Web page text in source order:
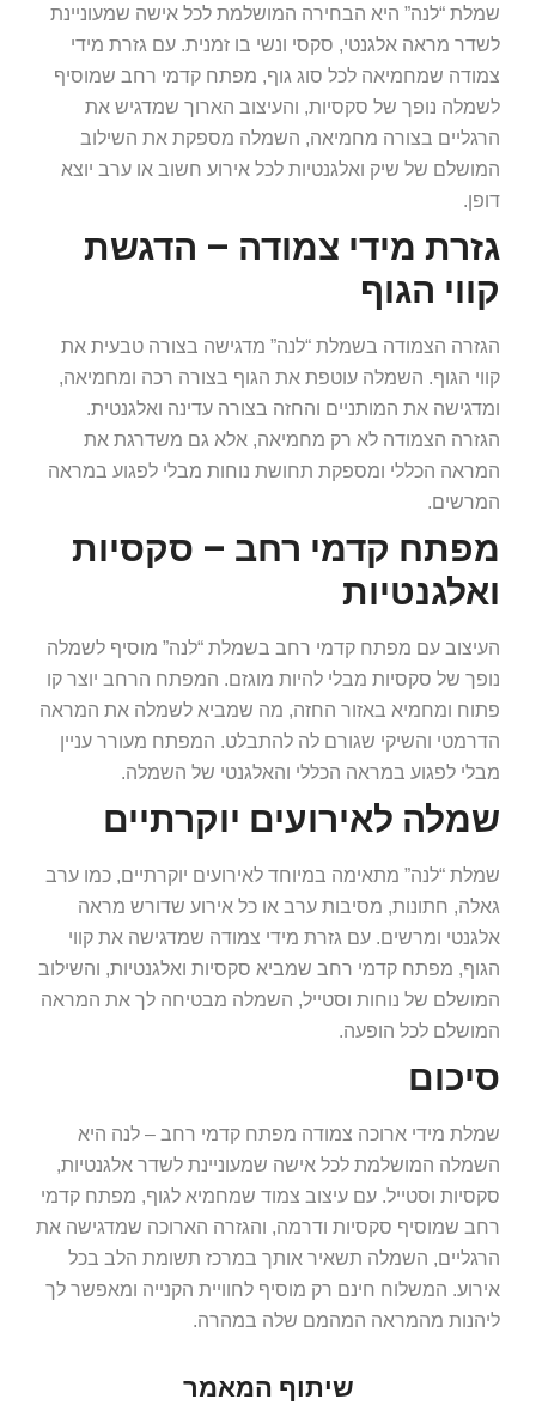
שמלת “לנה” היא הבחירה המושלמת לכל אישה שמעוניינת
לשדר מראה אלגנטי, סקסי ונשי בו זמנית. עם גזרת מידי
צמודה שמחמיאה לכל סוג גוף, מפתח קדמי רחב שמוסיף
לשמלה נופך של סקסיות, והעיצוב הארוך שמדגיש את
הרגליים בצורה מחמיאה, השמלה מספקת את השילוב
המושלם של שיק ואלגנטיות לכל אירוע חשוב או ערב יוצא
דופן.
גזרת מידי צמודה – הדגשת
קווי הגוף
הגזרה הצמודה בשמלת “לנה” מדגישה בצורה טבעית את
קווי הגוף. השמלה עוטפת את הגוף בצורה רכה ומחמיאה,
ומדגישה את המותניים והחזה בצורה עדינה ואלגנטית.
הגזרה הצמודה לא רק מחמיאה, אלא גם משדרגת את
המראה הכללי ומספקת תחושת נוחות מבלי לפגוע במראה
המרשים.
מפתח קדמי רחב – סקסיות
ואלגנטיות
העיצוב עם מפתח קדמי רחב בשמלת “לנה” מוסיף לשמלה
נופך של סקסיות מבלי להיות מוגזם. המפתח הרחב יוצר קו
פתוח ומחמיא באזור החזה, מה שמביא לשמלה את המראה
הדרמטי והשיקי שגורם לה להתבלט. המפתח מעורר עניין
מבלי לפגוע במראה הכללי והאלגנטי של השמלה.
שמלה לאירועים יוקרתיים
שמלת “לנה” מתאימה במיוחד לאירועים יוקרתיים, כמו ערב
גאלה, חתונות, מסיבות ערב או כל אירוע שדורש מראה
אלגנטי ומרשים. עם גזרת מידי צמודה שמדגישה את קווי
הגוף, מפתח קדמי רחב שמביא סקסיות ואלגנטיות, והשילוב
המושלם של נוחות וסטייל, השמלה מבטיחה לך את המראה
המושלם לכל הופעה.
סיכום
שמלת מידי ארוכה צמודה מפתח קדמי רחב – לנה היא
השמלה המושלמת לכל אישה שמעוניינת לשדר אלגנטיות,
סקסיות וסטייל. עם עיצוב צמוד שמחמיא לגוף, מפתח קדמי
רחב שמוסיף סקסיות ודרמה, והגזרה הארוכה שמדגישה את
הרגליים, השמלה תשאיר אותך במרכז תשומת הלב בכל
אירוע. המשלוח חינם רק מוסיף לחוויית הקנייה ומאפשר לך
ליהנות מהמראה המהמם שלה במהרה.
שיתוף המאמר